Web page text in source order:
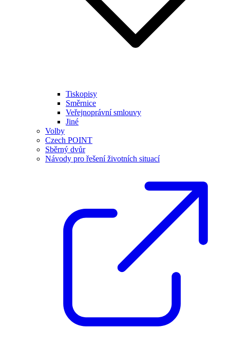
Tiskopisy
Směrnice
Veřejnoprávní smlouvy
Jiné
Volby
Czech POINT
Sběrný dvůr
Návody pro řešení životních situací